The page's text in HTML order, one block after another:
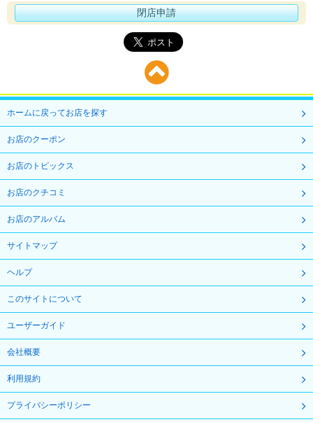
閉店申請
ホームに戻ってお店を探す
お店のクーポン
お店のトピックス
お店のクチコミ
お店のアルバム
サイトマップ
ヘルプ
このサイトについて
ユーザーガイド
会社概要
利用規約
プライバシーポリシー